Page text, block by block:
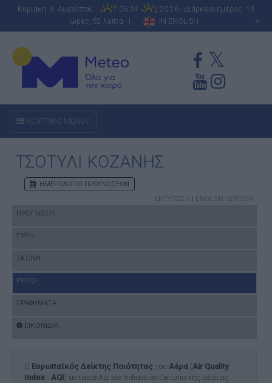
Κυριακή 9 Αυγούστου 06:34
20:26 - Διάρκεια ημέρας: 13
ώρες, 52 λεπτά |
IN ENGLISH A
ΚΕΝΤΡΙΚΟ ΜΕΝΟΥ
ΤΣΟΤΥΛΙ ΚΟΖΑΝΗΣ
ΗΜΕΡΟΛΟΓΙΟ ΠΡΟΓΝΩΣΕΩΝ
ΕΚΤΥΠΩΣΗ | ENGLISH VERSION
ΠΡΟΓΝΩΣΗ
ΓΥΡΗ
ΣΚΟΝΗ
ΡΥΠΟΙ
ΓΡΑΦΗΜΑΤΑ
ΕΙΚΟΝΙΔΙΑ
Ο Ευρωπαϊκός Δείκτης Ποιότητας του Αέρα (Air Quality
Index - AQI ) αντανακλά τον πιθανό αντίκτυπο της αέριας